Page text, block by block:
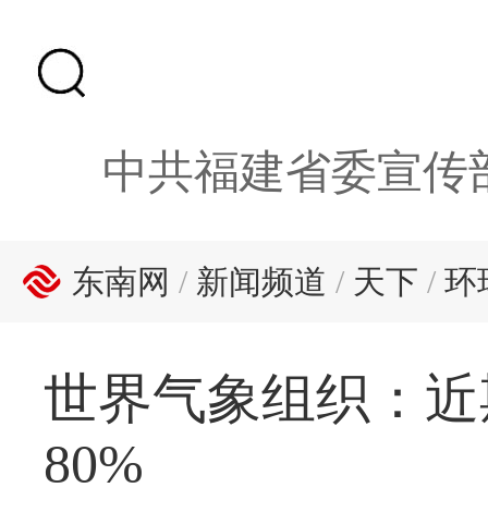
中共福建省委宣传
东南网 / 新闻频道 / 天下 / 环
世界气象组织：
80%